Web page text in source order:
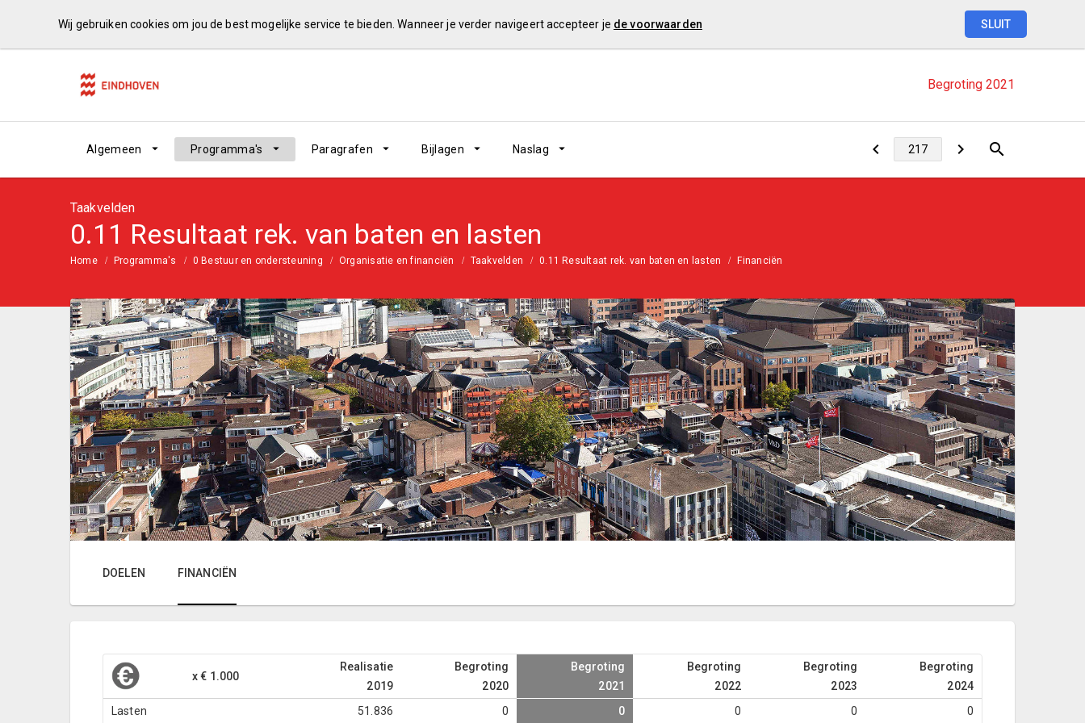
Begroting 2021
Algemeen Programma's Paragrafen Bijlagen Naslag
Taakvelden
0.11 Resultaat rek. van baten en lasten
Home Programma's 0 Bestuur en ondersteuning Organisatie en financiën Taakvelden 0.11 Resultaat rek. van baten en lasten Financiën
x € 1.000
Realisatie
2019
Begroting
2020
Begroting
2021
Begroting
2022
Begroting
2023
Begroting
2024
Lasten
51.836 0 0 0 0 0
DOELEN FINANCIËN
Wij gebruiken cookies om jou de best mogelijke service te bieden. Wanneer je verder navigeert accepteer je de voorwaarden SLUIT